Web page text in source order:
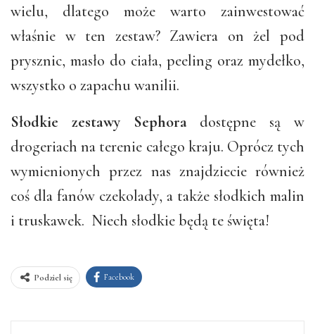
wielu, dlatego może warto zainwestować
właśnie w ten zestaw? Zawiera on żel pod
prysznic, masło do ciała, peeling oraz mydełko,
wszystko o zapachu wanilii.
Słodkie zestawy Sephoradostępne są w
drogeriach na terenie całego kraju. Oprócz tych
wymienionych przez nas znajdziecie również
coś dla fanów czekolady, a także słodkich malin
i truskawek. Niech słodkie będą te święta!
Podziel się Facebook